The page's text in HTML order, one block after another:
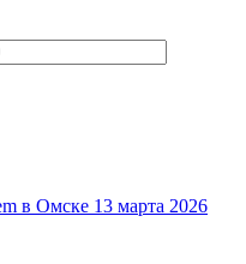
в Омске 13 марта 2026